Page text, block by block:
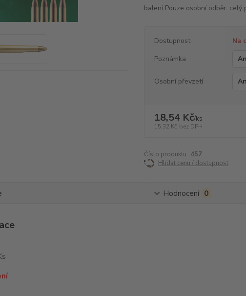
balení Pouze osobní odběr. celý
Dostupnost
Na
Poznámka
Osobní převzetí
18,54 Kč/ks
15,32 Kč bez DPH
Číslo produktu: 457
Hlídat cenu / dostupnost
Hodnocení 0